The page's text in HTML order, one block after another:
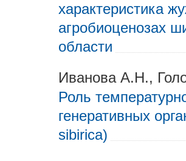
характеристика
агробиоценозах
области
Иванова А.Н.,
Роль
генеративных
sibirica)